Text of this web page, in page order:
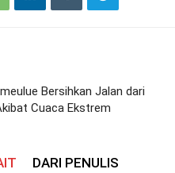
Bersihkan Jalan dari
Cuaca Ekstrem
DARI PENULIS